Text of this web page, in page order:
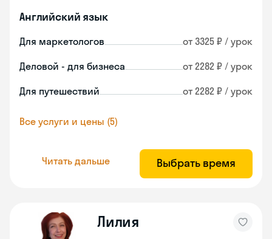
Английский язык
Для маркетологов от 3325 ₽ / урок
Деловой - для бизнеса от 2282 ₽ / урок
Для путешествий от 2282 ₽ / урок
Все услуги и цены (5)
Читать дальше Выбрать время
Лилия